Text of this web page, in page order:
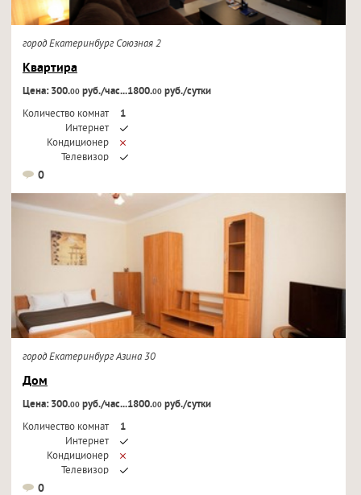
город Екатеринбург Союзная 2
Квартира
Цена: 300.00руб./час...1800.00руб./сутки
Количество комнат
1
Интернет
Кондиционер
Телевизор
0
город Екатеринбург Азина 30
Дом
Цена: 300.00руб./час...1800.00руб./сутки
Количество комнат
1
Интернет
Кондиционер
Телевизор
0